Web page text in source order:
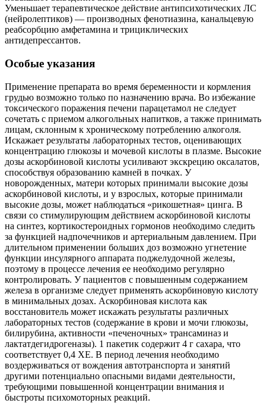
Уменьшает терапевтическое действие антипсихотических ЛС
(нейролептиков) — производных фенотиазина, канальцевую
реабсорбцию амфетамина и трициклических
антидепрессантов.
Особые указания
Применение препарата во время беременности и кормления
грудью возможно только по назначению врача. Во избежание
токсического поражения печени парацетамол не следует
сочетать с приемом алкогольных напитков, а также принимать
лицам, склонным к хроническому потреблению алкоголя.
Искажает результаты лабораторных тестов, оценивающих
концентрацию глюкозы и мочевой кислоты в плазме. Высокие
дозы аскорбиновой кислоты усиливают экскрецию оксалатов,
способствуя образованию камней в почках. У
новорожденных, матери которых принимали высокие дозы
аскорбиновой кислоты, и у взрослых, которые принимали
высокие дозы, может наблюдаться «рикошетная» цинга. В
связи со стимулирующим действием аскорбиновой кислоты
на синтез, кортикостероидных гормонов необходимо следить
за функцией надпочечников и артериальным давлением. При
длительном применении больших доз возможно угнетение
функции инсулярного аппарата поджелудочной железы,
поэтому в процессе лечения ее необходимо регулярно
контролировать. У пациентов с повышенным содержанием
железа в организме следует применять аскорбиновую кислоту
в минимальных дозах. Аскорбиновая кислота как
восстановитель может искажать результаты различных
лабораторных тестов (содержание в крови и мочи глюкозы,
билирубина, активности «печеночных» трансаминаз и
лактатдегидрогеназы). 1 пакетик содержит 4 г сахара, что
соответствует 0,4 ХЕ. В период лечения необходимо
воздерживаться от вождения автотранспорта и занятий
другими потенциально опасными видами деятельности,
требующими повышенной концентрации внимания и
быстроты психомоторных реакций.